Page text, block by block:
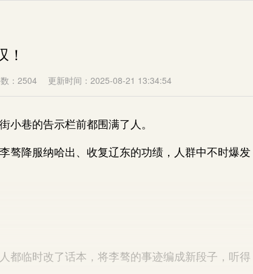
：2504 更新时间：2025-08-21 13:34:54
巷的告示栏前都围满了人。
降服纳哈出、收复辽东的功绩，人群中不时爆发
临时改了话本，将李骜的事迹编成新段子，听得